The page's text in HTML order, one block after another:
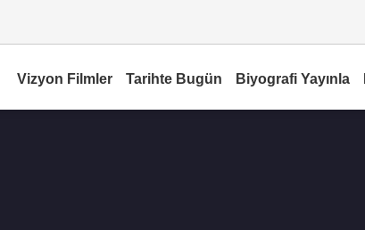
Vizyon Filmler Tarihte Bugün Biyografi Yayınla